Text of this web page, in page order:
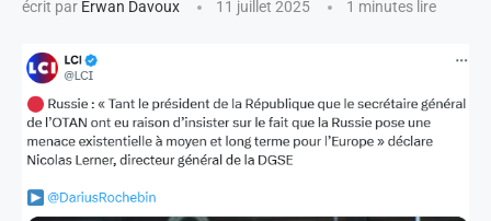
écrit par Erwan Davoux 11 juillet 2025 1 minutes lire